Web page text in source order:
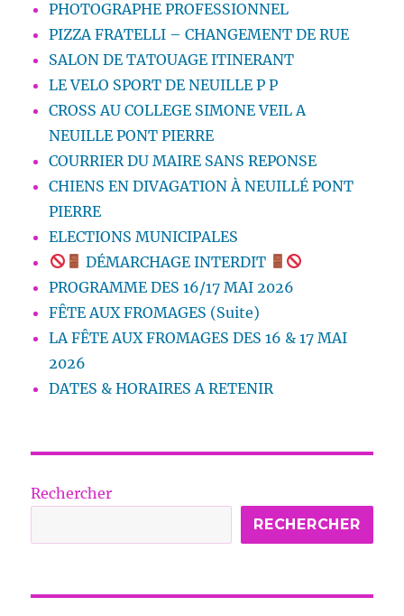
PHOTOGRAPHE PROFESSIONNEL
PIZZA FRATELLI – CHANGEMENT DE RUE
SALON DE TATOUAGE ITINERANT
LE VELO SPORT DE NEUILLE P P
CROSS AU COLLEGE SIMONE VEIL A
NEUILLE PONT PIERRE
COURRIER DU MAIRE SANS REPONSE
CHIENS EN DIVAGATION À NEUILLÉ PONT
PIERRE
ELECTIONS MUNICIPALES
DÉMARCHAGE INTERDIT
PROGRAMME DES 16/17 MAI 2026
FÊTE AUX FROMAGES (Suite)
LA FÊTE AUX FROMAGES DES 16 & 17 MAI
2026
DATES & HORAIRES A RETENIR
Rechercher
RECHERCHER